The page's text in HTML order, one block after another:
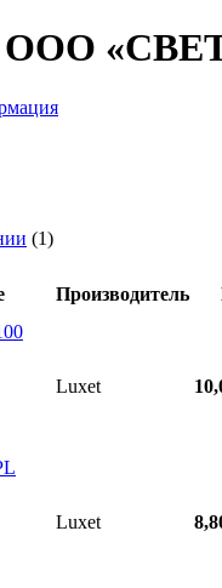
ООО
(1)
Производитель
Luxet
Luxet